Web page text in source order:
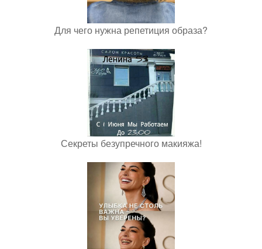
Для чего нужна репетиция образа?
Секреты безупречного макияжа!